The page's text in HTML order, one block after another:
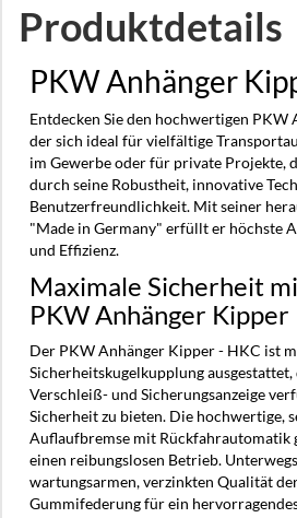
Produktdetails
PKW Anhänger
Entdecken Sie den hochwertigen PKW
der sich ideal für vielfältige
im Gewerbe oder für private Projekte,
durch seine Robustheit, innovative
Benutzerfreundlichkeit. Mit seiner
"Made in Germany" erfüllt er höchste
und Effizienz.
Maximale Sicherheit
PKW Anhänger Kipper
Der PKW Anhänger Kipper - HKC ist
Sicherheitskugelkupplung ausgestattet,
Verschleiß- und Sicherungsanzeige
Sicherheit zu bieten. Die hochwertige,
Auflaufbremse mit Rückfahrautomatik
einen reibungslosen Betrieb.
wartungsarmen, verzinkten Qualität
Gummifederung für ein